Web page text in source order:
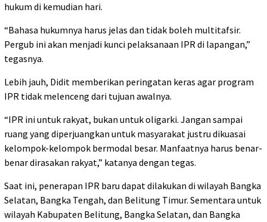
hukum di kemudian hari.
“Bahasa hukumnya harus jelas dan tidak boleh multitafsir.
Pergub ini akan menjadi kunci pelaksanaan IPR di lapangan,”
tegasnya.
Lebih jauh, Didit memberikan peringatan keras agar program
IPR tidak melenceng dari tujuan awalnya.
“IPR ini untuk rakyat, bukan untuk oligarki. Jangan sampai
ruang yang diperjuangkan untuk masyarakat justru dikuasai
kelompok-kelompok bermodal besar. Manfaatnya harus benar-
benar dirasakan rakyat,” katanya dengan tegas.
Saat ini, penerapan IPR baru dapat dilakukan di wilayah Bangka
Selatan, Bangka Tengah, dan Belitung Timur. Sementara untuk
wilayah Kabupaten Belitung, Bangka Selatan, dan Bangka